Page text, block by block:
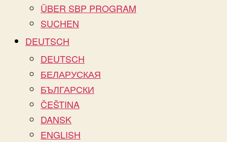
ÜBER SBP PROGRAM
SUCHEN
DEUTSCH
DEUTSCH
БЕЛАРУСКАЯ
БЪЛГАРСКИ
ČEŠTINA
DANSK
ENGLISH